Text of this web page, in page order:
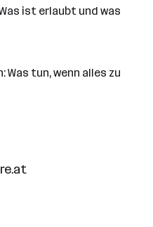
ist erlaubt und was
Was tun, wenn alles zu